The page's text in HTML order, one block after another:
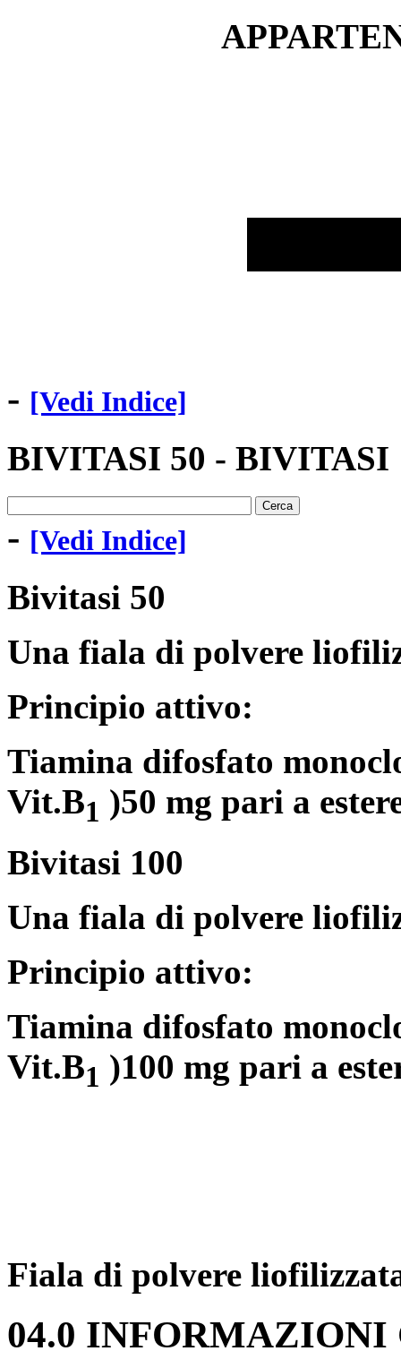
- [Vedi Indice]
BIVITASI 50 - BIVITASI
- [Vedi Indice]
Bivitasi 50
Una fiala di polvere
Principio attivo:
Tiamina difosfato
Vit.B1 )50 mg pari a
Bivitasi 100
Una fiala di polvere
Principio attivo:
Tiamina difosfato
Vit.B1 )100 mg pari a
Fiala di polvere
04.0